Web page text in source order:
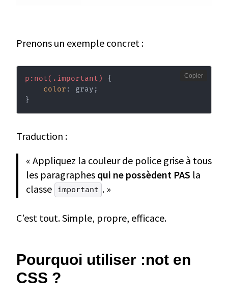
Prenons un exemple concret :
p:not(.important)
{
color : gray ;
}
Copier
Traduction :
« Appliquez la couleur de police grise à tous
les paragraphes qui ne possèdent PAS la
classe
important . »
C’est tout. Simple, propre, efficace.
Pourquoi utiliser :not en
CSS ?